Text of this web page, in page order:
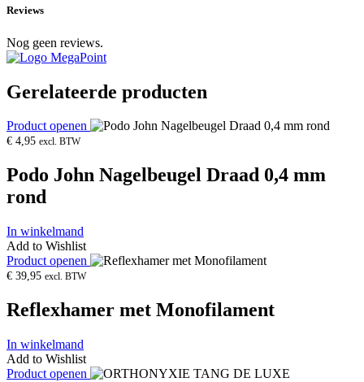
Reviews
Nog geen reviews.
Gerelateerde producten
Product openen
€ 4,95 excl. BTW
Podo John Nagelbeugel Draad 0,4 mm
rond
In winkelmand
Add to Wishlist
Product openen
€ 39,95 excl. BTW
Reflexhamer met Monofilament
In winkelmand
Add to Wishlist
Product openen